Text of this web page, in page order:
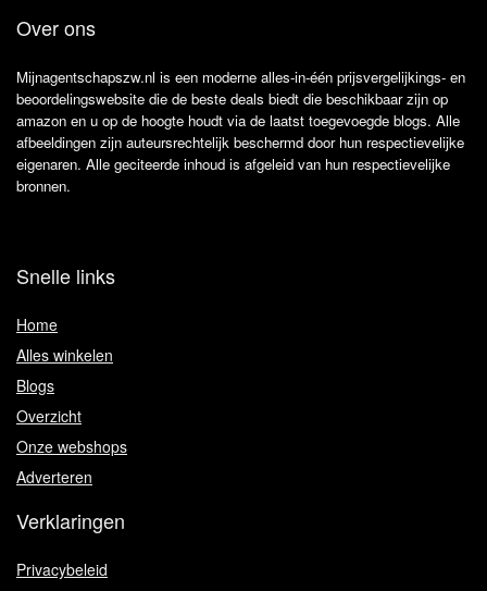
Over ons
Mijnagentschapszw.nl is een moderne alles-in-één prijsvergelijkings- en
beoordelingswebsite die de beste deals biedt die beschikbaar zijn op
amazon en u op de hoogte houdt via de laatst toegevoegde blogs. Alle
afbeeldingen zijn auteursrechtelijk beschermd door hun respectievelijke
eigenaren. Alle geciteerde inhoud is afgeleid van hun respectievelijke
bronnen.
Snelle links
Home
Alles winkelen
Blogs
Overzicht
Onze webshops
Adverteren
Verklaringen
Privacybeleid